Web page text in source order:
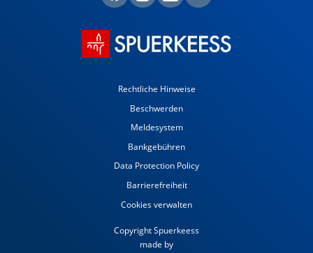
Rechtliche Hinweise
Beschwerden
Meldesystem
Bankgebühren
Data Protection Policy
Barrierefreiheit
Cookies verwalten
Copyright Spuerkeess
made by